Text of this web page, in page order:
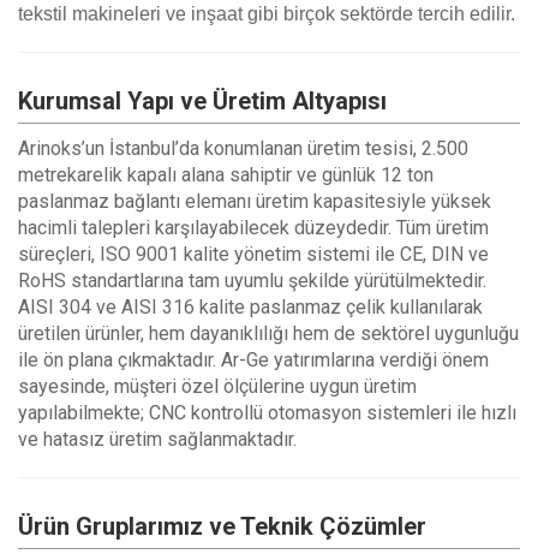
tekstil makineleri ve inşaat gibi birçok sektörde tercih edilir.
Kurumsal Yapı ve Üretim Altyapısı
Arinoks’un İstanbul’da konumlanan üretim tesisi, 2.500
metrekarelik kapalı alana sahiptir ve günlük 12 ton
paslanmaz bağlantı elemanı üretim kapasitesiyle yüksek
hacimli talepleri karşılayabilecek düzeydedir. Tüm üretim
süreçleri, ISO 9001 kalite yönetim sistemi ile CE, DIN ve
RoHS standartlarına tam uyumlu şekilde yürütülmektedir.
AISI 304 ve AISI 316 kalite paslanmaz çelik kullanılarak
üretilen ürünler, hem dayanıklılığı hem de sektörel uygunluğu
ile ön plana çıkmaktadır. Ar-Ge yatırımlarına verdiği önem
sayesinde, müşteri özel ölçülerine uygun üretim
yapılabilmekte; CNC kontrollü otomasyon sistemleri ile hızlı
ve hatasız üretim sağlanmaktadır.
Ürün Gruplarımız ve Teknik Çözümler